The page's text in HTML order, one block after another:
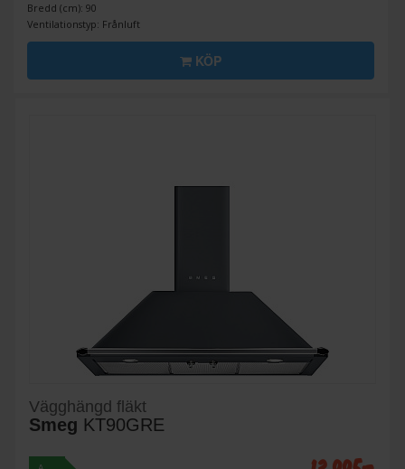
Bredd (cm): 90
Ventilationstyp: Frånluft
KÖP
Vägghängd fläkt
Smeg KT90GRE